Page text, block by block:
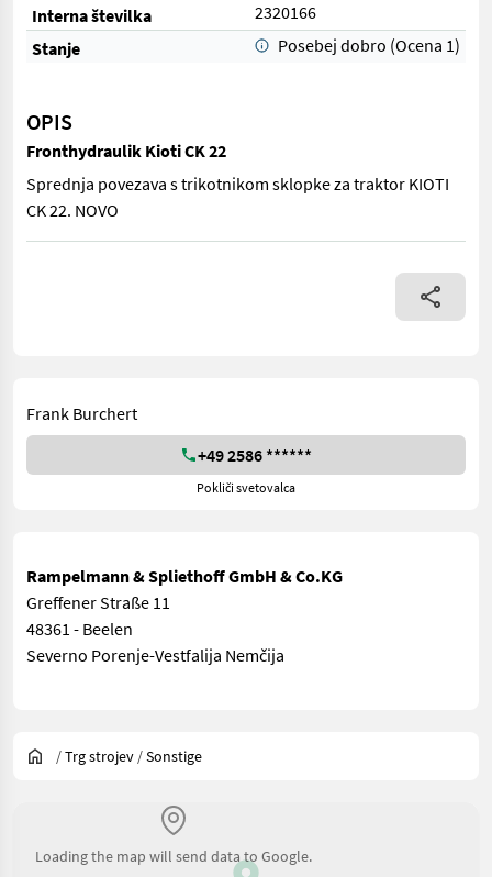
Interna številka
2320166
Stanje
Posebej dobro (Ocena 1)
OPIS
Fronthydraulik Kioti CK 22
Sprednja povezava s trikotnikom sklopke za traktor KIOTI
CK 22. NOVO
Sprednja povezava s trikotnikom sklopke za traktor KIOTI CK
Frank Burchert
+49 2586 ******
Pokliči svetovalca
Rampelmann & Spliethoff GmbH & Co.KG
Greffener Straße 11
48361 - Beelen
Severno Porenje-Vestfalija Nemčija
/Trg strojev /Sonstige
Loading the map will send data to Google.